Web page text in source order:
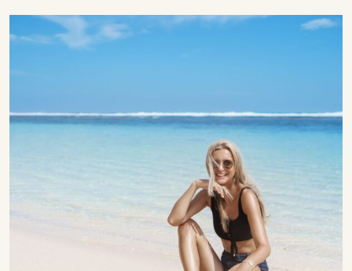
FOLLOW
Youtube
TikTok